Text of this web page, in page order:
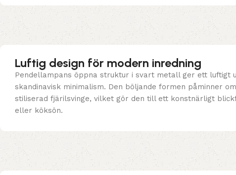
Luftig design för modern inredning
Pendellampans öppna struktur i svart metall ger ett luftigt
skandinavisk minimalism. Den böljande formen påminner
stiliserad fjärilsvinge, vilket gör den till ett konstnärligt
eller köksön.